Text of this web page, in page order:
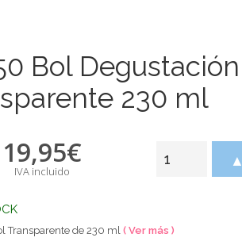
Bol Degustación
230 ml
19,95€
IVA incluido
▲
Transparente de 230 ml ( Ver más )